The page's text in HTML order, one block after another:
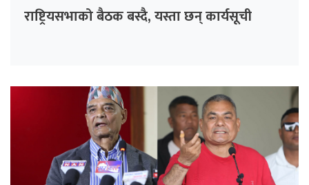
राष्ट्रियसभाको बैठक बस्दै, यस्ता छन् कार्यसूची